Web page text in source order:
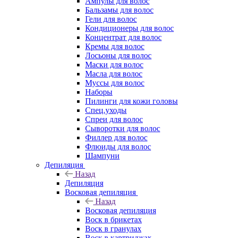
Бальзамы для волос
Гели для волос
Кондиционеры для волос
Концентрат для волос
Кремы для волос
Лосьоны для волос
Маски для волос
Масла для волос
Муссы для волос
Наборы
Пилинги для кожи головы
Спец.уходы
Спреи для волос
Сыворотки для волос
Филлер для волос
Флюиды для волос
Шампуни
Депиляция
Назад
Депиляция
Восковая депиляция
Назад
Восковая депиляция
Воск в брикетах
Воск в гранулах